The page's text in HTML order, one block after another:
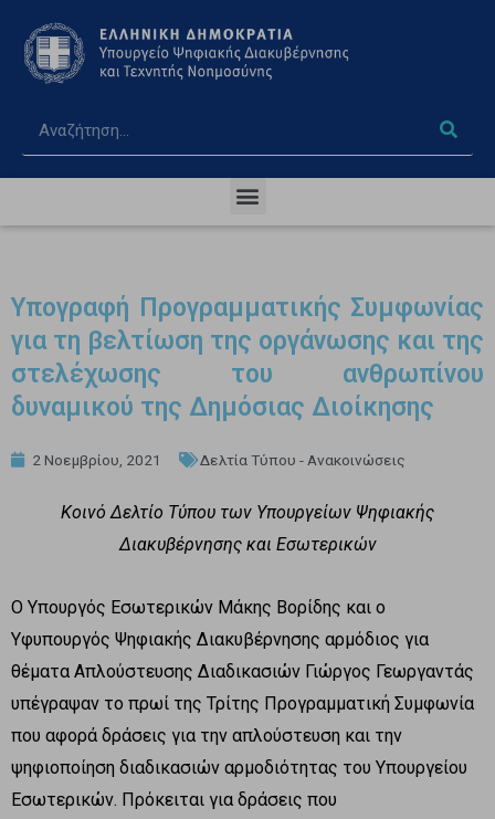
Υπογραφή Προγραμματικής Συμφωνίας
για τη βελτίωση της οργάνωσης και της
στελέχωσης του ανθρωπίνου
δυναμικού της Δημόσιας Διοίκησης
2 Νοεμβρίου, 2021 Δελτία Τύπου - Ανακοινώσεις
Κοινό Δελτίο Τύπου των Υπουργείων Ψηφιακής
Διακυβέρνησης και Εσωτερικών
O Υπουργός Εσωτερικών Μάκης Βορίδης και ο
Υφυπουργός Ψηφιακής Διακυβέρνησης αρμόδιος για
θέματα Απλούστευσης Διαδικασιών Γιώργος Γεωργαντάς
υπέγραψαν το πρωί της Τρίτης Προγραμματική Συμφωνία
που αφορά δράσεις για την απλούστευση και την
ψηφιοποίηση διαδικασιών αρμοδιότητας του Υπουργείου
Εσωτερικών. Πρόκειται για δράσεις που